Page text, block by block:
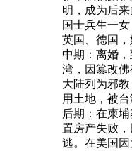
明，成为后
国士兵生一
英国、德国，
中期：离婚
湾，因篡改
大陆列为邪
用土地，被
后期：在柬
置房产失败
逃。在美国